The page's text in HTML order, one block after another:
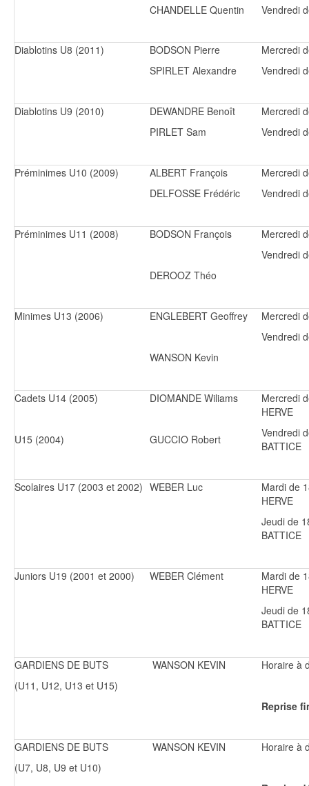
CHANDELLE Quentin
Vendredi
Diablotins U8 (2011)
BODSON Pierre
SPIRLET Alexandre
Mercredi
Vendredi
Diablotins U9 (2010)
DEWANDRE Benoît
PIRLET Sam
Mercredi
Vendredi
Préminimes U10 (2009)
ALBERT François
DELFOSSE Frédéric
Mercredi
Vendredi
Préminimes U11 (2008) BODSON François
DEROOZ Théo
Mercredi
Vendredi
Minimes U13 (2006) ENGLEBERT Geoffrey
WANSON Kevin
Mercredi
Vendredi
Cadets U14 (2005)
U15 (2004)
DIOMANDE Wiliams
GUCCIO Robert
Mercredi
HERVE
Vendredi
BATTICE
Scolaires U17 (2003 et 2002) WEBER Luc
Mardi de
HERVE
Jeudi de
BATTICE
Juniors U19 (2001 et 2000) WEBER Clément
Mardi de
HERVE
Jeudi de
BATTICE
GARDIENS DE BUTS
(U11, U12, U13 et U15)
WANSON KEVIN Horaire à
Reprise
GARDIENS DE BUTS
(U7, U8, U9 et U10)
WANSON KEVIN Horaire à